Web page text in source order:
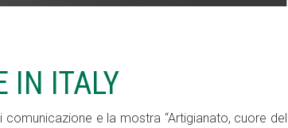
IN ITALY
e la mostra “Artigianato, cuore del